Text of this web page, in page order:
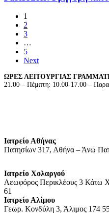
με
Γρήγορη
Αποτελεσματική
Λύση
1
2
3
…
5
Next
ΩΡΕΣ ΛΕΙΤΟΥΡΓΙΑΣ
21.00 – Πέμπτη: 10.00-17.00 –
Ιατρείο Αθήνας
Πατησίων 317, Αθήνα – Άνω
Ιατρείο Χολαργού
Λεωφόρος Περικλέους 3 Κάτω
61
Ιατρείο Αλίμου
Γεωρ. Κονδύλη 3, Άλιμος 174